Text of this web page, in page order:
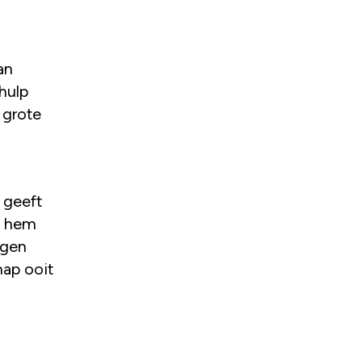
grote
geeft
hem
ooit